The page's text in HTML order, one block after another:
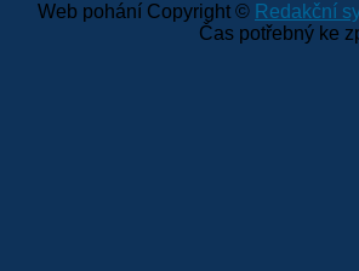
Web pohání Copyright © Redakční
Čas potřebný ke